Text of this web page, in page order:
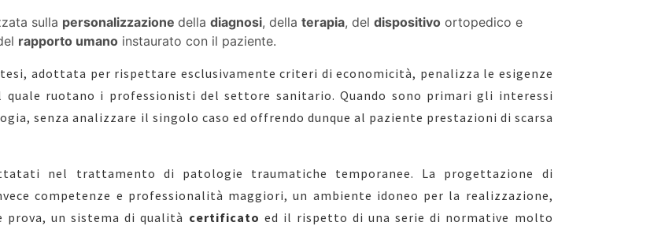
sulla personalizzazione della diagnosi, della terapia, del dispositivo ortopedico e
rapporto umano instaurato con il paziente.
adottata per rispettare esclusivamente criteri di economicità, penalizza le esigenze
ruotano i professionisti del settore sanitario. Quando sono primari gli interessi
senza analizzare il singolo caso ed offrendo dunque al paziente prestazioni di scarsa
nel trattamento di patologie traumatiche temporanee. La progettazione di
competenze e professionalità maggiori, un ambiente idoneo per la realizzazione,
prova, un sistema di qualità certificato ed il rispetto di una serie di normative molto